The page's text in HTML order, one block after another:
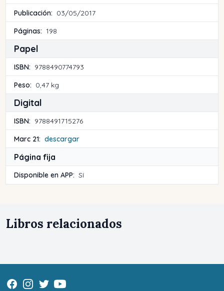
Publicación: 03/05/2017
Páginas: 198
Papel
ISBN: 9788490774793
Peso: 0,47 kg
Digital
ISBN: 9788491715276
Marc 21: descargar
Página fija
Disponible en APP: Sí
Libros relacionados